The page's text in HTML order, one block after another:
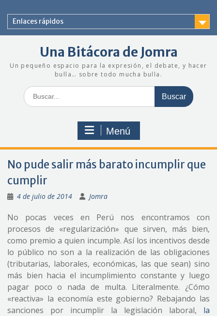
contenido
Enlaces rápidos
Una Bitácora de Jomra
Un pequeño espacio para la expresión, el debate, y hacer
bulla… sobre todo mucha bulla.
Buscar:
Menú
No pude salir más barato incumplir que
cumplir
4 de julio de 2014 Jomra
No pocas veces en Perú nos encontramos con
procesos de «regularización» que sirven, más bien,
como premio a quien incumple. Así los incentivos desde
lo público no son a la realización de las obligaciones
(tributarias, laborales, económicas, las que sean) sino
más bien hacia el incumplimiento constante y luego
pagar poco o nada de multa. Literalmente. ¿Cómo
«reactiva» la economía este gobierno? Rebajando las
sanciones por incumplir la legislación laboral, la